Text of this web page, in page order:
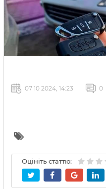
07 10 2024, 14:23 0
Оцініть статтю: